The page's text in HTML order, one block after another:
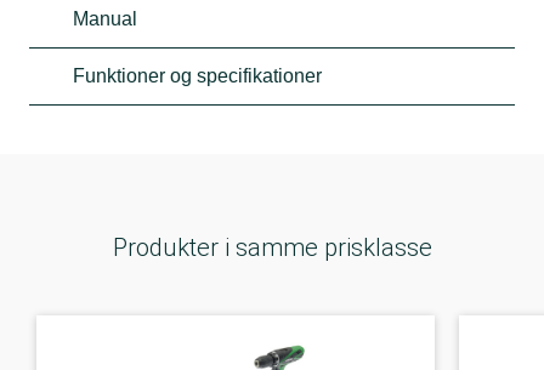
Manual
Funktioner og specifikationer
Produkter i samme prisklasse